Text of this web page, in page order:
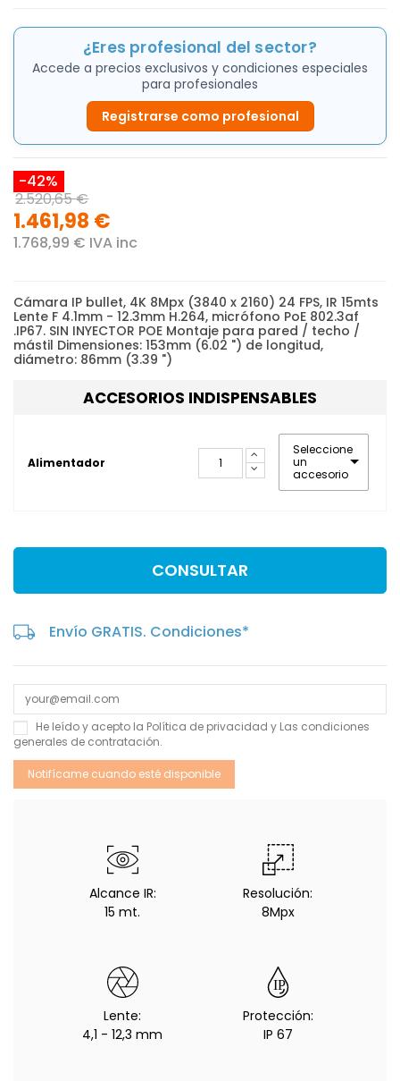
¿Eres profesional del sector?
Accede a precios exclusivos y condiciones especiales
para profesionales
Registrarse como profesional
-42%
2.520,65 €
1.461,98 €
1.768,99 € IVA inc
Cámara IP bullet, 4K 8Mpx (3840 x 2160) 24 FPS, IR 15mts
Lente F 4.1mm - 12.3mm H.264, micrófono PoE 802.3af
.IP67. SIN INYECTOR POE Montaje para pared / techo /
mástil Dimensiones: 153mm (6.02 ") de longitud,
diámetro: 86mm (3.39 ")
ACCESORIOS INDISPENSABLES
Alimentador
Seleccione
un
accesorio
CONSULTAR
Envío GRATIS. Condiciones*
He leído y acepto la Política de privacidad y Las condiciones
generales de contratación.
Alcance IR:
15 mt.
Resolución:
8Mpx
Lente:
4,1 - 12,3 mm
Protección:
IP 67